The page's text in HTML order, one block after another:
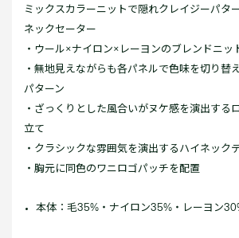
ミックスカラーニットで隠れクレイジーパタ
ネックセーター
・ウール×ナイロン×レーヨンのブレンドニッ
・無地見えながらも各パネルで色味を切り替
パターン
・ざっくりとした風合いがヌケ感を演出する
立て
・クラシックな雰囲気を演出するハイネック
・胸元に同色のワニロゴパッチを配置
本体：毛35%・ナイロン35%・レーヨン